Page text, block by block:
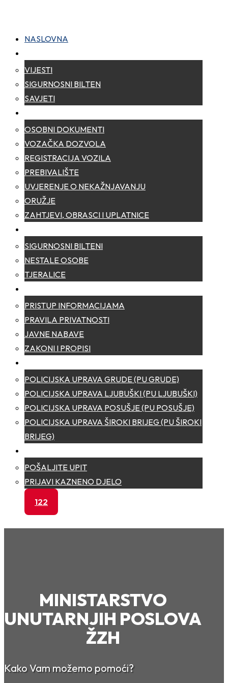
NASLOVNA
VIJESTI
SIGURNOSNI BILTEN
SAVJETI
OSOBNI DOKUMENTI
VOZAČKA DOZVOLA
REGISTRACIJA VOZILA
PREBIVALIŠTE
UVJERENJE O NEKAŽNJAVANJU
ORUŽJE
ZAHTJEVI, OBRASCI I UPLATNICE
SIGURNOSNI BILTENI
NESTALE OSOBE
TJERALICE
PRISTUP INFORMACIJAMA
PRAVILA PRIVATNOSTI
JAVNE NABAVE
ZAKONI I PROPISI
POLICIJSKA UPRAVA GRUDE (PU GRUDE)
POLICIJSKA UPRAVA LJUBUŠKI (PU LJUBUŠKI)
POLICIJSKA UPRAVA POSUŠJE (PU POSUŠJE)
POLICIJSKA UPRAVA ŠIROKI BRIJEG (PU ŠIROKI
BRIJEG)
POŠALJITE UPIT
PRIJAVI KAZNENO DJELO
122
MINISTARSTVO
UNUTARNJIH POSLOVA
ŽZH
Kako Vam možemo pomoći?